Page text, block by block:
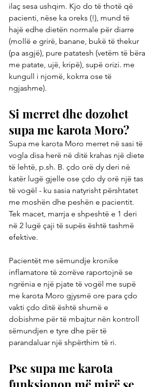
ilaç sesa ushqim. Kjo do të thotë që
pacienti, nëse ka oreks (!), mund të
hajë edhe dietën normale për diarre
(mollë e grirë, banane, bukë të thekur
(pa asgjë), pure patatesh (vetëm të bëra
me patate, ujë, kripë), supë orizi. me
kungull i njomë, kokrra ose të
ngjashme).
Si merret dhe dozohet
supa me karota Moro?
Supa me karota Moro merret në sasi të
vogla disa herë në ditë krahas një diete
të lehtë, p.sh. B. çdo orë dy deri në
katër lugë gjelle ose çdo dy orë një tas
të vogël - ku sasia natyrisht përshtatet
me moshën dhe peshën e pacientit.
Tek macet, marrja e shpeshtë e 1 deri
në 2 lugë çaji të supës është tashmë
efektive.
Pacientët me sëmundje kronike
inflamatore të zorrëve raportojnë se
ngrënia e një pjate të vogël me supë
me karota Moro gjysmë ore para çdo
vakti çdo ditë është shumë e
dobishme për të mbajtur nën kontroll
sëmundjen e tyre dhe për të
parandaluar një shpërthim të ri.
Pse supa me karota